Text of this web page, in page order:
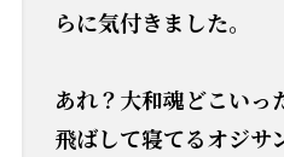
らに気付きました。
あれ？大和魂どこいっ
飛ばして寝てるオジサ